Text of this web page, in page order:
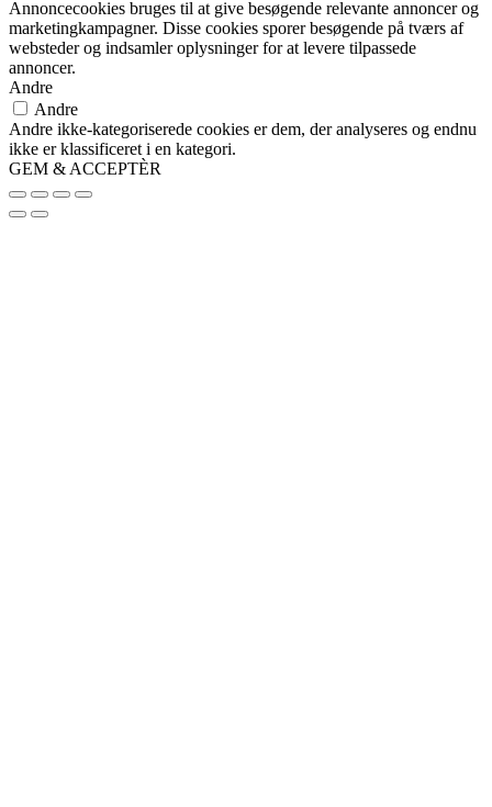
Annoncecookies bruges til at give besøgende relevante annoncer og
marketingkampagner. Disse cookies sporer besøgende på tværs af
websteder og indsamler oplysninger for at levere tilpassede
annoncer.
Andre
Andre
Andre ikke-kategoriserede cookies er dem, der analyseres og endnu
ikke er klassificeret i en kategori.
GEM & ACCEPTÈR